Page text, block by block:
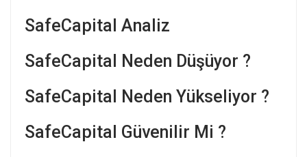
SafeCapital Analiz
SafeCapital Neden Düşüyor ?
SafeCapital Neden Yükseliyor ?
SafeCapital Güvenilir Mi ?